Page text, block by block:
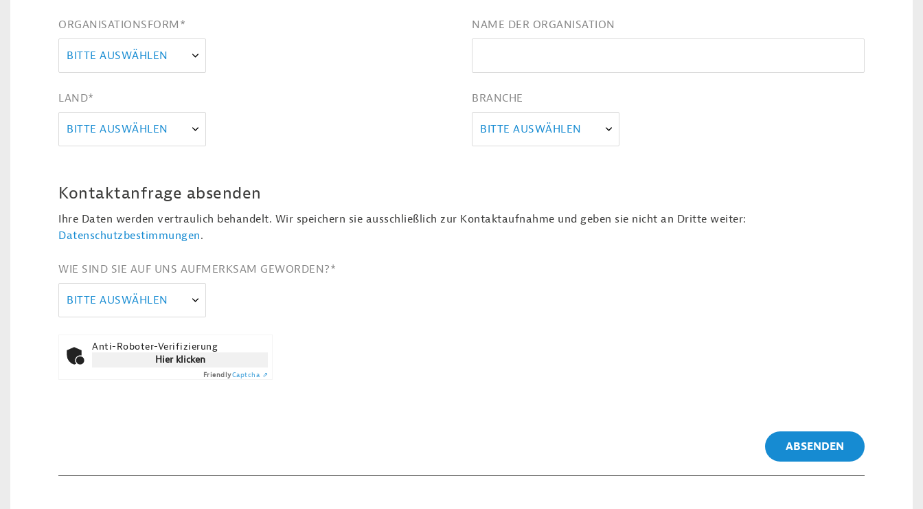
ORGANISATIONSFORM *
BITTE AUSWÄHLEN
NAME DER ORGANISATION
LAND*
BITTE AUSWÄHLEN
BRANCHE
BITTE AUSWÄHLEN
Kontaktanfrage absenden
Ihre Daten werden vertraulich behandelt. Wir speichern sie ausschließlich zur Kontaktaufnahme und geben sie nicht an Dritte weiter:
Datenschutzbestimmungen.
WIE SIND SIE AUF UNS AUFMERKSAM GEWORDEN?*
BITTE AUSWÄHLEN
Anti-Roboter-Verifizierung
Hier klicken
FriendlyCaptcha ⇗
ABSENDEN